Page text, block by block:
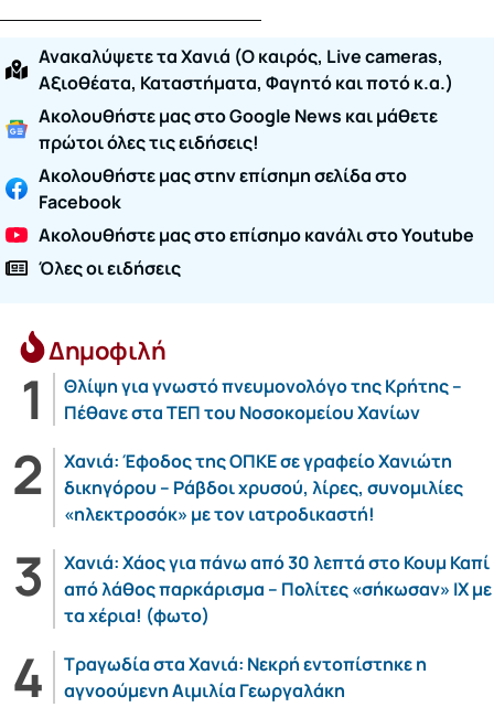
Ανακαλύψετε τα Χανιά (O καιρός, Live cameras,
Αξιοθέατα, Καταστήματα, Φαγητό και ποτό κ.α.)
Ακολουθήστε μας στο Google News και μάθετε
πρώτοι όλες τις ειδήσεις!
Ακολουθήστε μας στην επίσημη σελίδα στο
Facebook
Ακολουθήστε μας στο επίσημο κανάλι στο Youtube
Όλες οι ειδήσεις
Δημοφιλή
Θλίψη για γνωστό πνευμονολόγο της Κρήτης –
Πέθανε στα ΤΕΠ του Νοσοκομείου Χανίων
Χανιά: Έφοδος της ΟΠΚΕ σε γραφείο Χανιώτη
δικηγόρου – Ράβδοι χρυσού, λίρες, συνομιλίες
«ηλεκτροσόκ» με τον ιατροδικαστή!
Χανιά: Χάος για πάνω από 30 λεπτά στο Κουμ Καπί
από λάθος παρκάρισμα – Πολίτες «σήκωσαν» ΙΧ με
τα χέρια! (φωτο)
Τραγωδία στα Χανιά: Νεκρή εντοπίστηκε η
αγνοούμενη Αιμιλία Γεωργαλάκη